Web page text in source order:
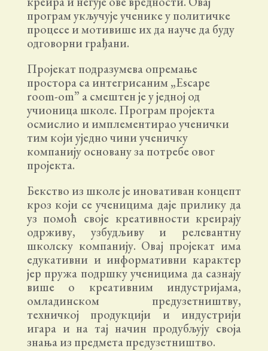
програм укључује ученике у политичке
процесе и мотивише их да науче да буду
одговорни грађани.
Пројекат подразумева опремање
простора са интегрисаним „Escape
room-om” а смештен је у једној од
учионица школе. Програм пројекта
осмислио и имплементирао ученички
тим који уједно чини ученичку
компанију основану за потребе овог
пројекта.
Бекство из школе је иновативан концепт
кроз који се ученицима даје прилику да
уз помоћ своје креативности креирају
одрживу, узбудљиву и релевантну
школску компанију. Овај пројекат има
едукативни и информативни карактер
јер пружа подршку ученицима да сазнају
више о креативним индустријама,
омладинском предузетништву,
техничкој продукцији и индустрији
игара и на тај начин продубљују своја
знања из предмета предузетништво.